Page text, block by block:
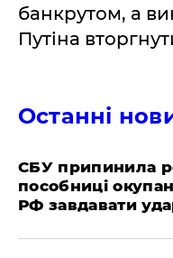
банкрутом, а
Путіна
Останні
СБУ припинила
пособниці
РФ завдавати